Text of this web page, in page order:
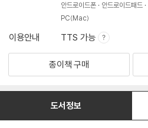
안드로이드폰
안드로이드패드
PC(Mac)
이용안내 TTS 가능
종이책 구매
도서정보